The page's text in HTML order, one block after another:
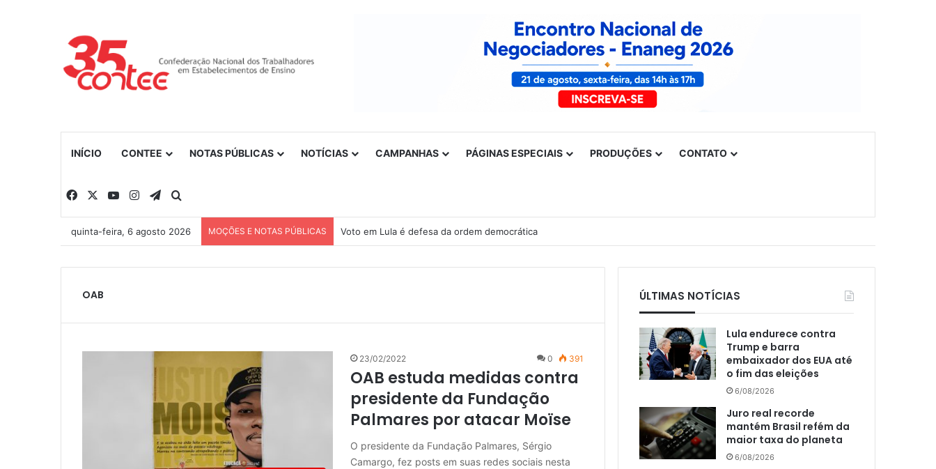
INÍCIO CONTEE NOTAS PÚBLICAS NOTÍCIAS CAMPANHAS PÁGINAS ESPECIAIS PRODUÇÕES CONTATO
Facebook YouTubeInstagramTelegram
quinta-feira, 6 agosto 2026 MOÇÕES E NOTAS PÚBLICAS Nota de solidariedade ao povo venezuelano
OAB
23/02/2022 0 391
OAB estuda medidas contra
presidente da Fundação
Palmares por atacar Moïse
O presidente da Fundação Palmares, Sérgio
Camargo, fez posts em suas redes sociais nesta
ÚLTIMAS NOTÍCIAS
Lula endurece contra
Trump e barra
embaixador dos EUA até
o fim das eleições
6/08/2026
Juro real recorde
mantém Brasil refém da
maior taxa do planeta
6/08/2026